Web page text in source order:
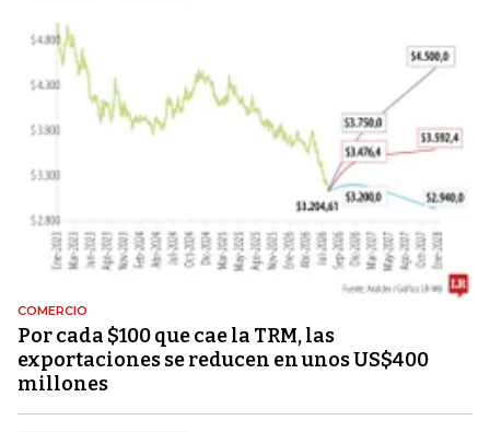
COMERCIO
Por cada $100 que cae la TRM, las
exportaciones se reducen en unos US$400
millones